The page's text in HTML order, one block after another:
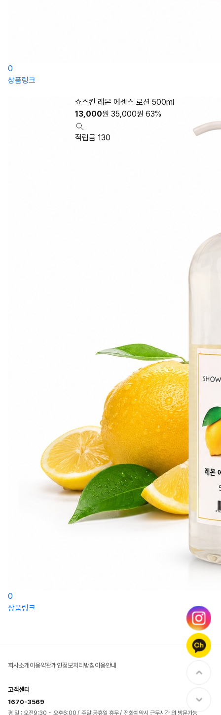
0
상품링크
0
쇼스킨 레몬 에센스 로션 500ml
13,000원 35,000원 63%
적립금 130
상품링크
회사소개 이용약관개인정보처리방침이용안내
고객센터
1670-3569
평 일 : 오전9:30 ~ 오후6:00 주말·공휴일 휴무 전화예약시 근무시간 외 방문가능